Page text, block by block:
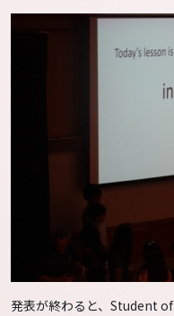
発表が終わると、Student